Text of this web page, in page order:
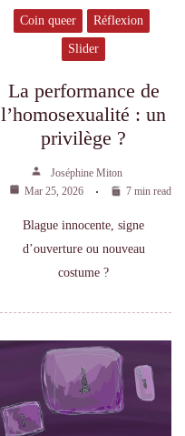
Coin queer Réflexion
Slider
La performance de
l’homosexualité : un
privilège ?
Joséphine Miton
Mar 25, 2026
7 min read
Blague innocente, signe
d’ouverture ou nouveau
costume ?